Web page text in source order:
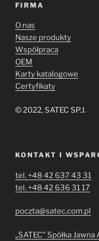
FIRMA
O nas
Nasze produkty
Współpraca
OEM
Karty katalogowe
Certyfikaty
© 2022, SATEC SP.J.
KONTAKT I
tel. +48 42 637 43 31
tel. +48 42 636 31 17
poczta@satec.com.pl
„SATEC” Spółka